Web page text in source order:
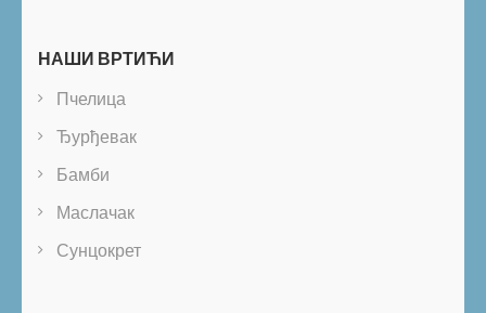
НАШИ ВРТИЋИ
Пчелица
Ђурђевак
Бамби
Маслачак
Сунцокрет